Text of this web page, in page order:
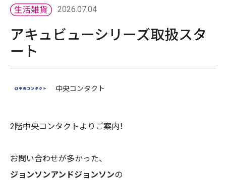
2026.07.04
アキュビューシリーズ取扱スタ
ート
中央コンタクト
2階中央コンタクトよりご案内！
お問い合わせが多かった、
ジョンソンアンドジョンソンの